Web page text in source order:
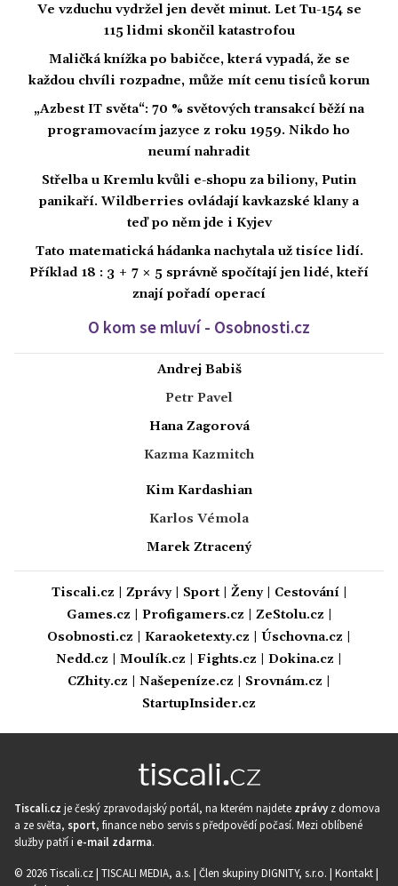
Ve vzduchu vydržel jen devět minut. Let Tu-154 se
115 lidmi skončil katastrofou
Maličká knížka po babičce, která vypadá, že se
každou chvíli rozpadne, může mít cenu tisíců korun
„Azbest IT světa“: 70 % světových transakcí běží na
programovacím jazyce z roku 1959. Nikdo ho
neumí nahradit
Střelba u Kremlu kvůli e-shopu za biliony, Putin
panikaří. Wildberries ovládají kavkazské klany a
teď po něm jde i Kyjev
Tato matematická hádanka nachytala už tisíce lidí.
Příklad 18 : 3 + 7 × 5 správně spočítají jen lidé, kteří
znají pořadí operací
O kom se mluví - Osobnosti.cz
Andrej Babiš
Petr Pavel
Hana Zagorová
Kazma Kazmitch
Kim Kardashian
Karlos Vémola
Marek Ztracený
Tiscali.cz Zprávy| Sport| Ženy| Cestování|
Games.cz
Profigamers.cz ZeStolu.cz
Osobnosti.cz
Karaoketexty.cz Úschovna.cz
Nedd.cz
Moulík.cz Fights.cz Dokina.cz
CZhity.cz
Našepeníze.cz Srovnám.cz
StartupInsider.cz
Tiscali.cz je český zpravodajský portál, na kterém najdete zprávy z domova
a ze světa, sport, finance nebo servis s předpovědí počasí. Mezi oblíbené
služby patří i e-mail zdarma.
© 2026 Tiscali.cz | TISCALI MEDIA, a.s. | Člen skupiny DIGNITY, s.r.o. | Kontakt|